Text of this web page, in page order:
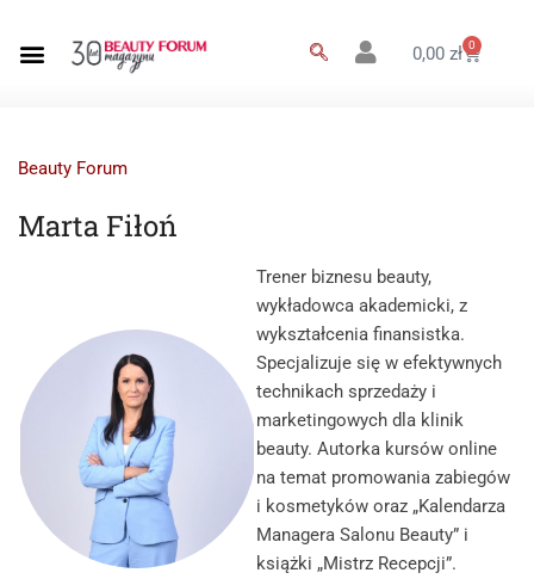
0,00zł 0
Beauty Forum
Marta Fiłoń
Trener biznesu beauty,
wykładowca akademicki, z
wykształcenia finansistka.
Specjalizuje się w efektywnych
technikach sprzedaży i
marketingowych dla klinik
beauty. Autorka kursów online
na temat promowania zabiegów
i kosmetyków oraz „Kalendarza
Managera Salonu Beauty” i
książki „Mistrz Recepcji”.